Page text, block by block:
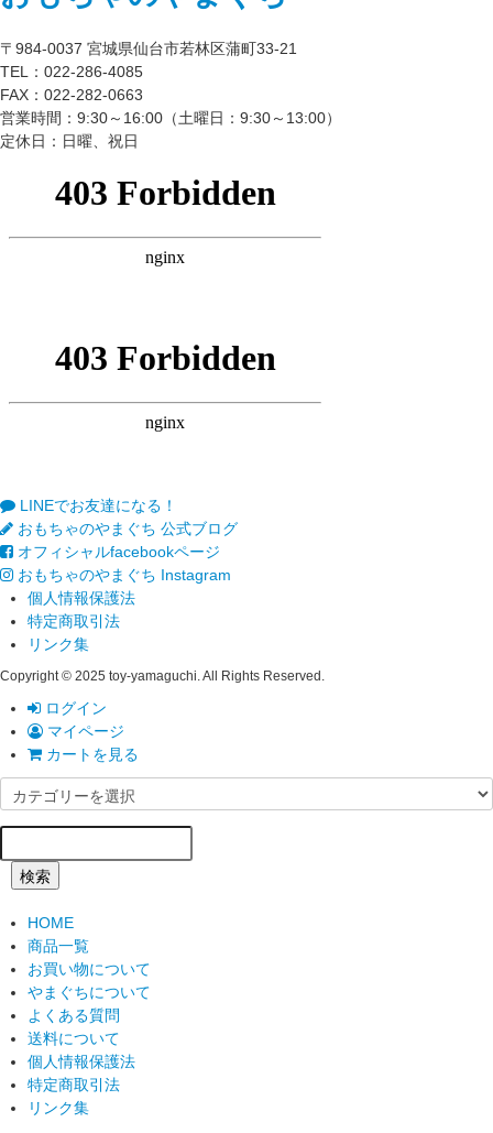
〒984-0037 宮城県仙台市若林区蒲町33-21
TEL：022-286-4085
FAX：022-282-0663
営業時間：9:30～16:00（土曜日：9:30～13:00）
定休日：日曜、祝日
LINEでお友達になる！
おもちゃのやまぐち 公式ブログ
オフィシャルfacebookページ
おもちゃのやまぐち Instagram
個人情報保護法
特定商取引法
リンク集
Copyright © 2025 toy-yamaguchi. All Rights Reserved.
ログイン
マイページ
カートを見る
検索
HOME
商品一覧
お買い物について
やまぐちについて
よくある質問
送料について
個人情報保護法
特定商取引法
リンク集